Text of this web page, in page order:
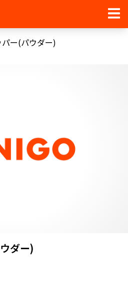
ー(パウダー)
ダー)